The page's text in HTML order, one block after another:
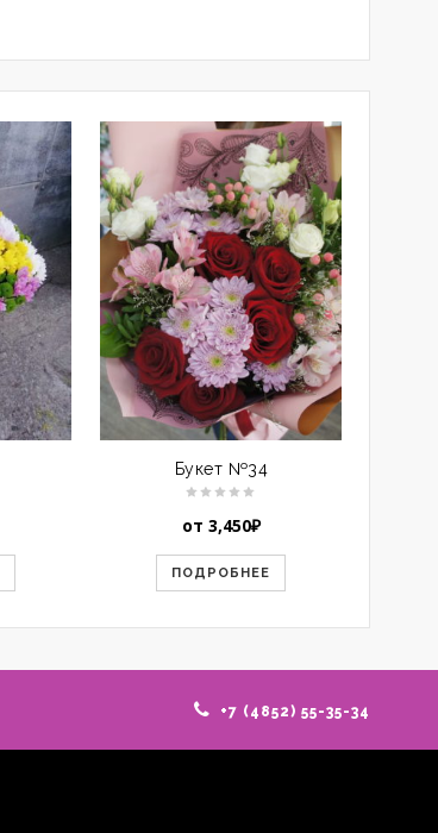
Букет №34
от 3,450₽
ПОДРОБНЕЕ
+7 (4852) 55-35-34